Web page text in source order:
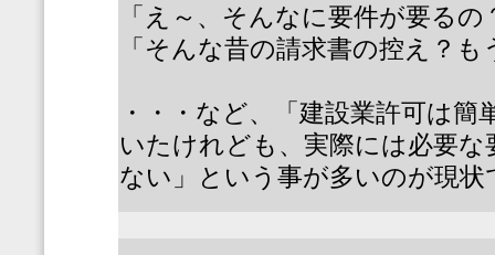
「え～、そんなに要件が要るの
「そんな昔の請求書の控え？
・・・など、「建設業許可は
いたけれども、実際には必要
ない」という事が多いのが現状